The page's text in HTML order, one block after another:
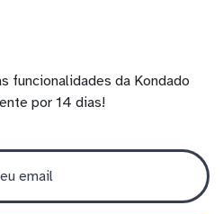
funcionalidades da Kondado
por 14 dias!